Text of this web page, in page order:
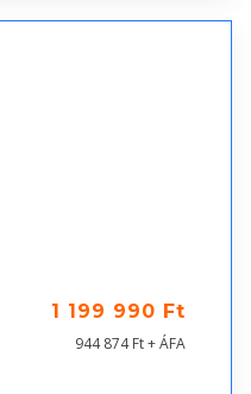
1 199 990 Ft
944 874 Ft + ÁFA